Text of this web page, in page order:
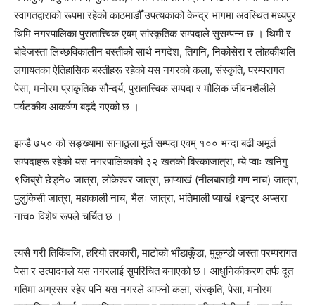
स्वागतद्वाराको रूपमा रहेको काठमाडौँ उपत्यकाको केन्द्र भागमा अवस्थित मध्यपुर
थिमि नगरपालिका पुरातात्त्विक एवम् सांस्कृतिक सम्पदाले सुसम्पन्न छ । थिमी र
बोदेजस्ता लिच्छविकालीन बस्तीको साथै नगदेश, तिगनि, निकोसेरा र लोहकीथलि
लगायतका ऐतिहासिक बस्तीहरू रहेको यस नगरको कला, संस्कृति, परम्परागत
पेसा, मनोरम प्राकृतिक सौन्दर्य, पुरातात्त्विक सम्पदा र मौलिक जीवनशैलीले
पर्यटकीय आकर्षण बढ्दै गएको छ ।
झन्डै ७५० को सङ्ख्यामा सानाठूला मूर्त सम्पदा एवम् १०० भन्दा बढी अमूर्त
सम्पदाहरू रहेको यस नगरपालिकाको ३२ खतको बिस्काजात्रा, म्ये प्वाः खनिगु
९जिब्रो छेड्ने० जात्रा, लोकेश्वर जात्रा, छाप्याखं (नीलबाराही गण नाच) जात्रा,
पुलुकिसी जात्रा, महाकाली नाच, भैलः जात्रा, भतिमाली प्याखं ९इन्द्र अप्सरा
नाच० विशेष रूपले चर्चित छ ।
त्यसै गरी तिकिंवजि, हरियो तरकारी, माटोको भाँडाकुँडा, मुकुन्डो जस्ता परम्परागत
पेसा र उत्पादनले यस नगरलाई सुपरिचित बनाएको छ। आधुनिकीकरण तर्फ दूत
गतिमा अग्रसर रहेर पनि यस नगरले आफ्नो कला, संस्कृति, पेसा, मनोरम